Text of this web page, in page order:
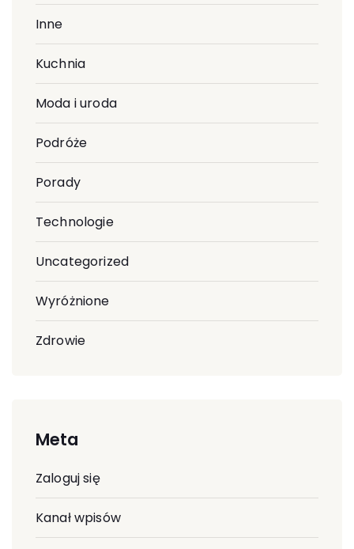
Inne
Kuchnia
Moda i uroda
Podróże
Porady
Technologie
Uncategorized
Wyróżnione
Zdrowie
Meta
Zaloguj się
Kanał wpisów